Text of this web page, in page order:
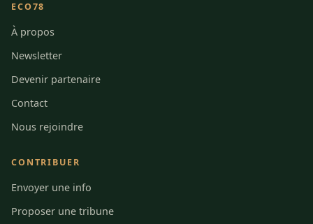
ECO78
À propos
Newsletter
Devenir partenaire
Contact
Nous rejoindre
CONTRIBUER
Envoyer une info
Proposer une tribune